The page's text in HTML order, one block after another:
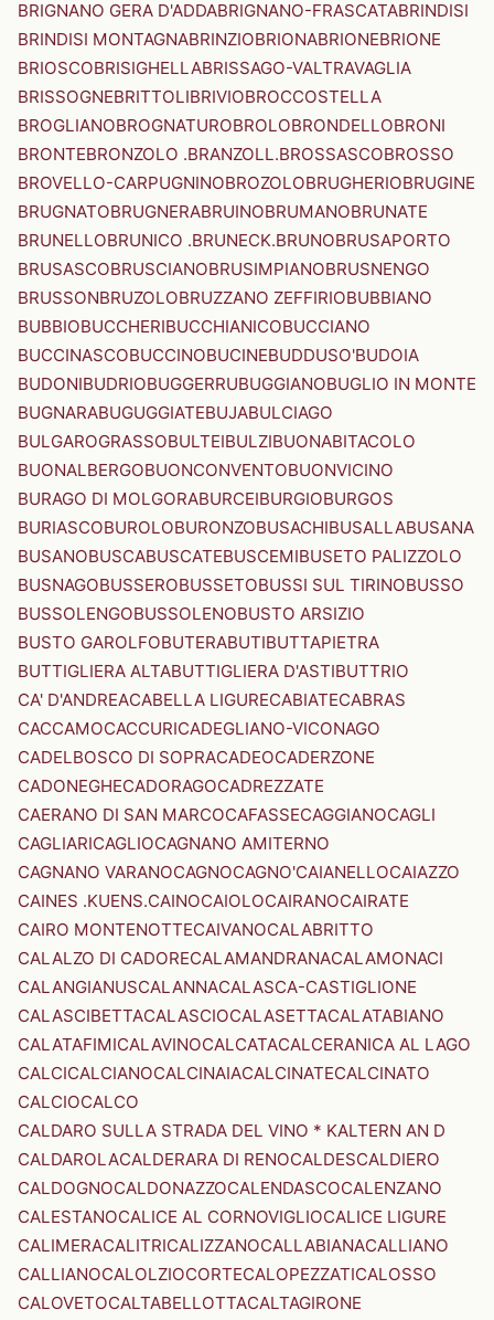
BRIGNANO GERA D'ADDABRIGNANO-FRASCATABRINDISI
BRINDISI MONTAGNABRINZIOBRIONABRIONEBRIONE
BRIOSCOBRISIGHELLABRISSAGO-VALTRAVAGLIA
BRISSOGNEBRITTOLIBRIVIOBROCCOSTELLA
BROGLIANOBROGNATUROBROLOBRONDELLOBRONI
BRONTEBRONZOLO .BRANZOLL.BROSSASCOBROSSO
BROVELLO-CARPUGNINOBROZOLOBRUGHERIOBRUGINE
BRUGNATOBRUGNERABRUINOBRUMANOBRUNATE
BRUNELLOBRUNICO .BRUNECK.BRUNOBRUSAPORTO
BRUSASCOBRUSCIANOBRUSIMPIANOBRUSNENGO
BRUSSONBRUZOLOBRUZZANO ZEFFIRIOBUBBIANO
BUBBIOBUCCHERIBUCCHIANICOBUCCIANO
BUCCINASCOBUCCINOBUCINEBUDDUSO'BUDOIA
BUDONIBUDRIOBUGGERRUBUGGIANOBUGLIO IN MONTE
BUGNARABUGUGGIATEBUJABULCIAGO
BULGAROGRASSOBULTEIBULZIBUONABITACOLO
BUONALBERGOBUONCONVENTOBUONVICINO
BURAGO DI MOLGORABURCEIBURGIOBURGOS
BURIASCOBUROLOBURONZOBUSACHIBUSALLABUSANA
BUSANOBUSCABUSCATEBUSCEMIBUSETO PALIZZOLO
BUSNAGOBUSSEROBUSSETOBUSSI SUL TIRINOBUSSO
BUSSOLENGOBUSSOLENOBUSTO ARSIZIO
BUSTO GAROLFOBUTERABUTIBUTTAPIETRA
BUTTIGLIERA ALTABUTTIGLIERA D'ASTIBUTTRIO
CA' D'ANDREACABELLA LIGURECABIATECABRAS
CACCAMOCACCURICADEGLIANO-VICONAGO
CADELBOSCO DI SOPRACADEOCADERZONE
CADONEGHECADORAGOCADREZZATE
CAERANO DI SAN MARCOCAFASSECAGGIANOCAGLI
CAGLIARICAGLIOCAGNANO AMITERNO
CAGNANO VARANOCAGNOCAGNO'CAIANELLOCAIAZZO
CAINES .KUENS.CAINOCAIOLOCAIRANOCAIRATE
CAIRO MONTENOTTECAIVANOCALABRITTO
CALALZO DI CADORECALAMANDRANACALAMONACI
CALANGIANUSCALANNACALASCA-CASTIGLIONE
CALASCIBETTACALASCIOCALASETTACALATABIANO
CALATAFIMICALAVINOCALCATACALCERANICA AL LAGO
CALCICALCIANOCALCINAIACALCINATECALCINATO
CALCIOCALCO
CALDARO SULLA STRADA DEL VINO * KALTERN AN D
CALDAROLACALDERARA DI RENOCALDESCALDIERO
CALDOGNOCALDONAZZOCALENDASCOCALENZANO
CALESTANOCALICE AL CORNOVIGLIOCALICE LIGURE
CALIMERACALITRICALIZZANOCALLABIANACALLIANO
CALLIANOCALOLZIOCORTECALOPEZZATICALOSSO
CALOVETOCALTABELLOTTACALTAGIRONE